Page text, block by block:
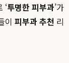
‘투명한 피부과’가
이 피부과 추천 리